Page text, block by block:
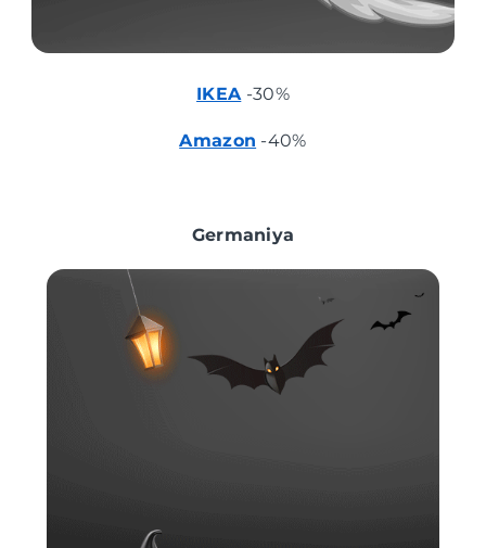
IKEA-30%
Amazon -40%
Germaniya